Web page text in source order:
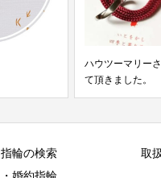
ハウツーマリー
て頂きました。
指輪の検索
取